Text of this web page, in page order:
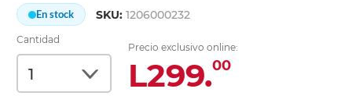
En stock SKU:1206000232
Cantidad
Precio exclusivo online:
L299.00